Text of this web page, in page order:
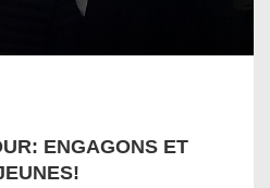
ENGAGONS ET